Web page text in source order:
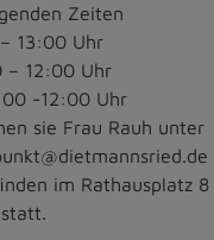
Zeiten
13:00 Uhr
– 12:00 Uhr
-12:00 Uhr
sie Frau Rauh unter
im Rathausplatz 8